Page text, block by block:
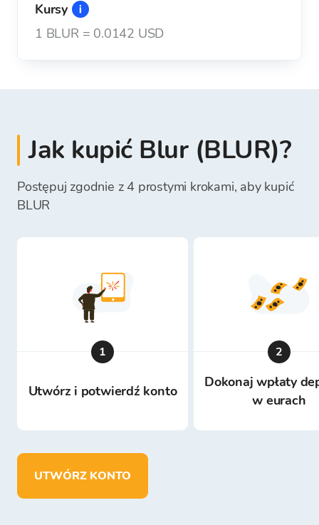
Kursy
1 BLUR = 0.0142 USD
Jak kupić Blur (BLUR)?
Postępuj zgodnie z 4 prostymi krokami, aby kupić
BLUR
1
Utwórz i potwierdź konto
2
Dokonaj wpłaty
w eurach
UTWÓRZ KONTO